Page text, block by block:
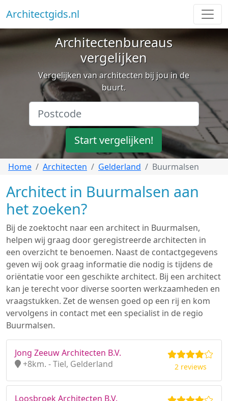
Architectgids.nl
Architectenbureaus
vergelijken
Vergelijken van architecten bij jou in de
buurt.
Start vergelijken!
Home Architecten Gelderland Buurmalsen
Architect in Buurmalsen aan
het zoeken?
Bij de zoektocht naar een architect in Buurmalsen,
helpen wij graag door geregistreerde architecten in
een overzicht te benoemen. Naast de contactgegevens
geven wij ook graag informatie die nodig is tijdens de
oriëntatie voor een geschikte architect. Bij een architect
kan je terecht voor diverse soorten werkzaamheden en
vraagstukken. Zet de wensen goed op een rij en kom
vervolgens in contact met een specialist in de regio
Buurmalsen.
Jong Zeeuw Architecten B.V.
+8km. - Tiel, Gelderland
2 reviews
Loosbroek Architecten B.V.